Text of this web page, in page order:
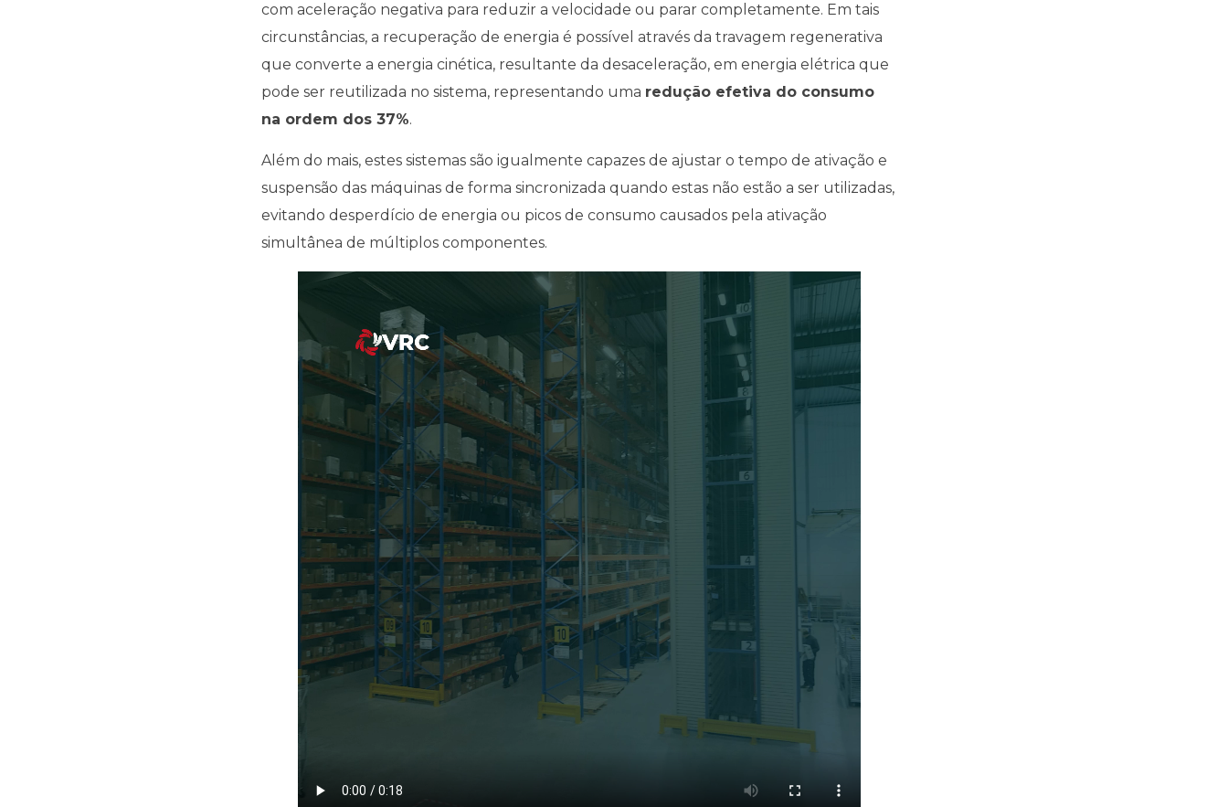
com aceleração negativa para reduzir a velocidade ou parar completamente. Em tais
circunstâncias, a recuperação de energia é possível através da travagem regenerativa
que converte a energia cinética, resultante da desaceleração, em energia elétrica que
pode ser reutilizada no sistema, representando uma redução efetiva do consumo
na ordem dos 37%.
Além do mais, estes sistemas são igualmente capazes de ajustar o tempo de ativação e
suspensão das máquinas de forma sincronizada quando estas não estão a ser utilizadas,
evitando desperdício de energia ou picos de consumo causados pela ativação
simultânea de múltiplos componentes.